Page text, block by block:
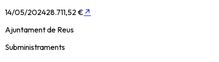
14/05/202428.711,52 € ↗
Ajuntament de Reus
Subministraments